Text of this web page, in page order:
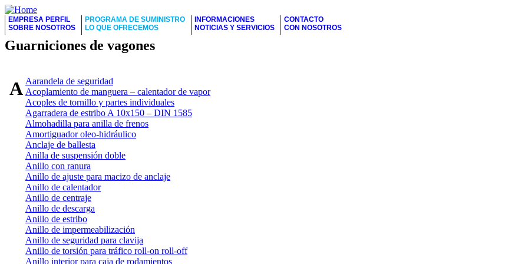
EMPRESA PERFIL
SOBRE NOSOTROS
PROGRAMA DE SUMINISTRO
LO QUE OFRECEMOS
INFORMACIONES
NOTICIAS Y SERVICIOS
CONTACTO
CON NOSOTROS
Guarniciones de vagones
AAarandela de seguridad
Acoplamiento de manguera – calentador de vapor
Acoples de tornillo y partes individuales
Agarradera de estribo A 10x150 – DIN 1585
Almohadilla para anilla de frenos
Amortiguador oleo-hidráulico
Anclaje de ballesta
Anilla de suspensión doble
Anillo con ranura
Anillo de ajuste para macizo de anclaje
Anillo de calentador
Anillo de centraje
Anillo de descarga
Anillo de estribo
Anillo de impermeabilización
Anillo de seguridad para clavija
Anillo de torsión para tráfico roll-on roll-off
Anillo interior para caja de rodamientos